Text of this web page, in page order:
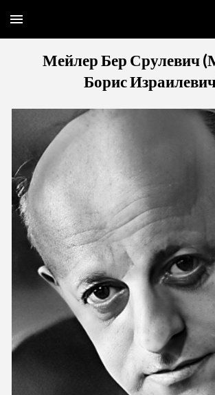
Skip to main content
Мейлер Бер Срулевич
Борис